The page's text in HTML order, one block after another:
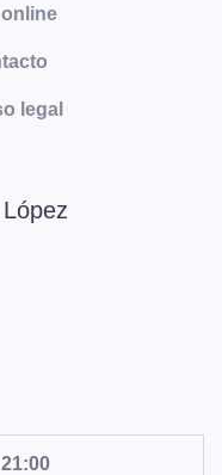
legal